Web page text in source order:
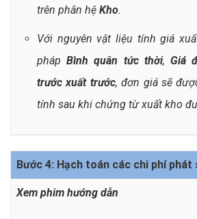
trên phân hệ Kho.
Với nguyên vật liệu tính giá
phápBình quân tức thời,Giá
trước xuất trước, đơn giá sẽ
tính sau khi chứng từ xuất kho
Bước 4: Hạch toán các chi phí phát
Xem phim hướng dẫn